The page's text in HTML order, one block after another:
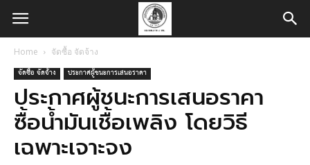
Home จัดซื้อ จัดจ้าง
จัดซื้อ จัดจ้าง ประกาศผู้ชนะการเสนอราคา
ประกาศผู้ชนะการเสนอราคา
ซื้อน้ำมันเชื้อเพลิง โดยวิธี
เฉพาะเจาะจง